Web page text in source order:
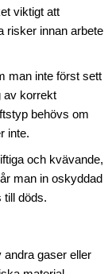
viktigt att
risker innan arbete
man inte först sett
av korrekt
behövs om
inte.
och kvävande,
man in oskyddad
till döds.
andra gaser eller